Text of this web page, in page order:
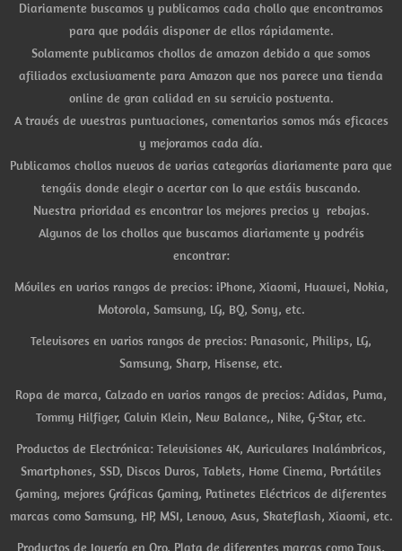
Diariamente buscamos y publicamos cada chollo que encontramos
para que podáis disponer de ellos rápidamente.
Solamente publicamos chollos de amazon debido a que somos
afiliados exclusivamente para Amazon que nos parece una tienda
online de gran calidad en su servicio postventa.
A través de vuestras puntuaciones, comentarios somos más eficaces
y mejoramos cada día.
Publicamos chollos nuevos de varias categorías diariamente para que
tengáis donde elegir o acertar con lo que estáis buscando.
Nuestra prioridad es encontrar los mejores precios y rebajas.
Algunos de los chollos que buscamos diariamente y podréis
encontrar:
Móviles en varios rangos de precios: iPhone, Xiaomi, Huawei, Nokia,
Motorola, Samsung, LG, BQ, Sony, etc.
Televisores en varios rangos de precios: Panasonic, Philips, LG,
Samsung, Sharp, Hisense, etc.
Ropa de marca, Calzado en varios rangos de precios: Adidas, Puma,
Tommy Hilfiger, Calvin Klein, New Balance,, Nike, G-Star, etc.
Productos de Electrónica: Televisiones 4K, Auriculares Inalámbricos,
Smartphones, SSD, Discos Duros, Tablets, Home Cinema, Portátiles
Gaming, mejores Gráficas Gaming, Patinetes Eléctricos de diferentes
marcas como Samsung, HP, MSI, Lenovo, Asus, Skateflash, Xiaomi, etc.
Productos de Joyería en Oro, Plata de diferentes marcas como Tous,